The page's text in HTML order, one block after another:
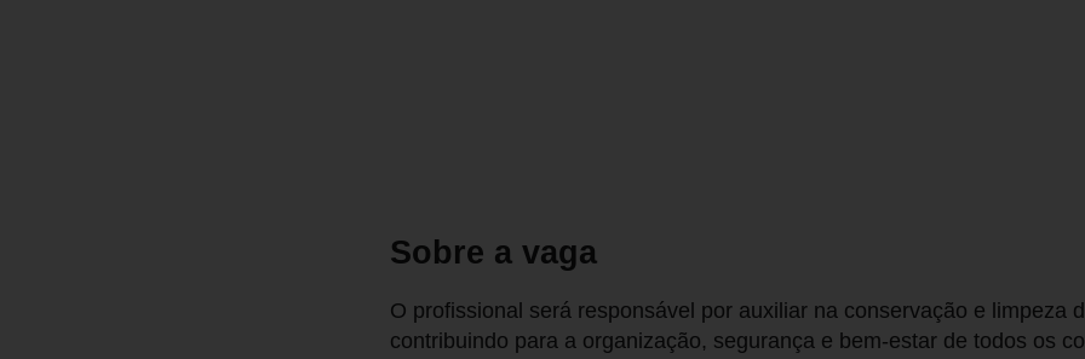
Sobre a vaga
O profissional será responsável por auxiliar na conservação e limpeza
contribuindo para a organização, segurança e bem-estar de todos os